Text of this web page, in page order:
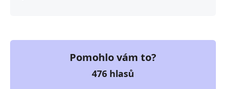
Pomohlo vám to?
476 hlasů